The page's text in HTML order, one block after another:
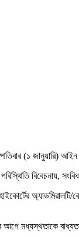
(১ জানুয়ারি)
বিবেচনায়,
মধ্যস্থতাকে